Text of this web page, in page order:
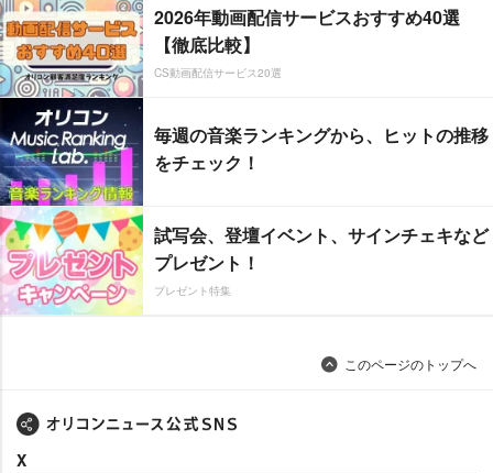
2026年動画配信サービスおすすめ40選
【徹底比較】
CS動画配信サービス20選
毎週の音楽ランキングから、ヒットの推移
をチェック！
試写会、登壇イベント、サインチェキなど
プレゼント！
プレゼント特集
このページのトップへ
X